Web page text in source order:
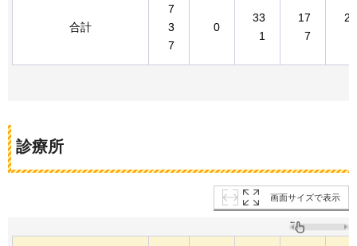
合計
7
3
7
0
33
1
17
7
22
診療所
画面サイズで表示